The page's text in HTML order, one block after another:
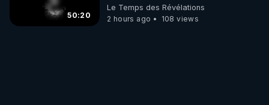
50:20
Le Temps des Révélations
2 hours ago
108 views